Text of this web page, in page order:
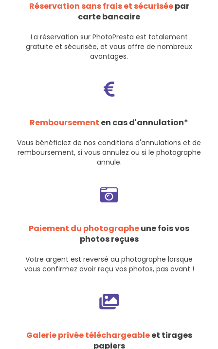
Réservation sans frais et sécuriséepar
carte bancaire
La réservation sur PhotoPresta est totalement
gratuite et sécurisée, et vous offre de nombreux
avantages.
Remboursement en cas d'annulation*
Vous bénéficiez de nos conditions d'annulations et de
remboursement, si vous annulez ou si le photographe
annule.
Paiement du photographeune fois vos
photos reçues
Votre argent est reversé au photographe lorsque
vous confirmez avoir reçu vos photos, pas avant !
Galerie privée téléchargeableet tirages
papiers